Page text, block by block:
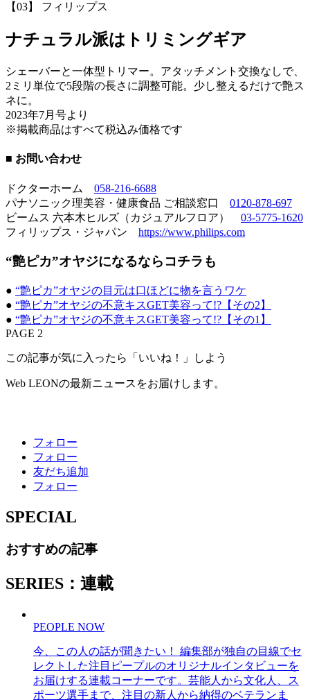
【03】 フィリップス
ナチュラル派はトリミングギア
シェーバーと一体型トリマー。アタッチメント交換なしで、
2ミリ単位で5段階の長さに調整可能。少し整えるだけで艶ス
ネに。
2023年7月号より
※掲載商品はすべて税込み価格です
■ お問い合わせ
ドクターホーム 058-216-6688
パナソニック理美容・健康食品 ご相談窓口 0120-878-697
ビームス 六本木ヒルズ（カジュアルフロア） 03-5775-1620
フィリップス・ジャパン https://www.philips.com
“艶ピカ”オヤジになるならコチラも
● “艶ピカ”オヤジの目元は口ほどに物を言うワケ
● “艶ピカ”オヤジの不意キスGET美容って!?【その2】
● “艶ピカ”オヤジの不意キスGET美容って!?【その1】
PAGE 2
この記事が気に入ったら「いいね！」しよう
Web LEONの最新ニュースをお届けします。
フォロー
フォロー
友だち追加
フォロー
SPECIAL
おすすめの記事
SERIES：連載
PEOPLE NOW
今、この人の話が聞きたい！ 編集部が独自の目線でセ
レクトした注目ピープルのオリジナルインタビューを
お届けする連載コーナーです。芸能人から文化人、ス
ポーツ選手まで、注目の新人から納得のベテランま